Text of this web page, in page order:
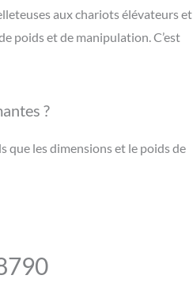
aux chariots élévateurs et
poids et de manipulation. C’est
?
que les dimensions et le poids de